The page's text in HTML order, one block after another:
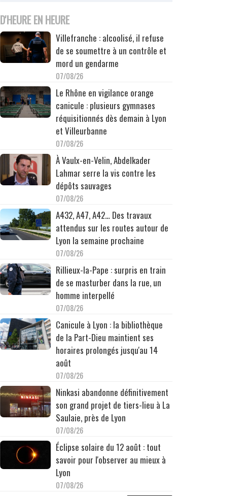
D'HEURE EN HEURE
Villefranche : alcoolisé, il refuse
de se soumettre à un contrôle et
mord un gendarme
07/08/26
Le Rhône en vigilance orange
canicule : plusieurs gymnases
réquisitionnés dès demain à Lyon
et Villeurbanne
07/08/26
À Vaulx-en-Velin, Abdelkader
Lahmar serre la vis contre les
dépôts sauvages
07/08/26
A432, A47, A42… Des travaux
attendus sur les routes autour de
Lyon la semaine prochaine
07/08/26
Rillieux-la-Pape : surpris en train
de se masturber dans la rue, un
homme interpellé
07/08/26
Canicule à Lyon : la bibliothèque
de la Part-Dieu maintient ses
horaires prolongés jusqu'au 14
août
07/08/26
Ninkasi abandonne définitivement
son grand projet de tiers-lieu à La
Saulaie, près de Lyon
07/08/26
Éclipse solaire du 12 août : tout
savoir pour l'observer au mieux à
Lyon
07/08/26